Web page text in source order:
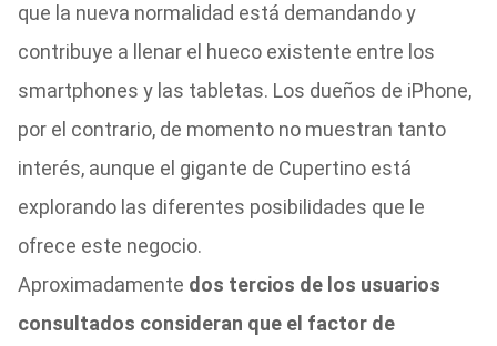
que la nueva normalidad está demandando y
contribuye a llenar el hueco existente entre los
smartphones y las tabletas. Los dueños de iPhone,
por el contrario, de momento no muestran tanto
interés, aunque el gigante de Cupertino está
explorando las diferentes posibilidades que le
ofrece este negocio.
Aproximadamente dos tercios de los usuarios
consultados consideran que el factor de